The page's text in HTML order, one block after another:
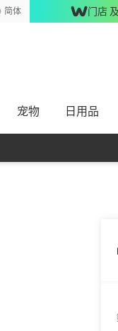
简体 门店
宠物 日用品